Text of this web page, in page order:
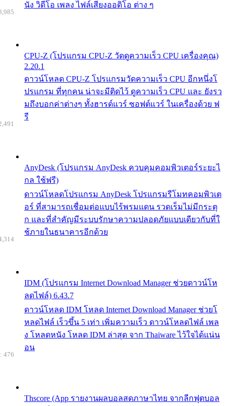
นัง วิดีโอ เพลง ไฟล์เสียงออดิโอ ต่าง ๆ
CPU-Z (โปรแกรม CPU-Z วัดดูความเร็ว CPU เครื่องคุณ)
2.20.1
ดาวน์โหลด CPU-Z โปรแกรมวัดความเร็ว CPU อีกหนึ่งโ
ปรแกรม ที่ทุกคน น่าจะมีติดไว้ ดูความเร็ว CPU และ ยังรว
มถึงบอกค่าต่างๆ ทั้งฮารด์แวร์ ซอฟต์แวร์ ในเครื่องด้วย ฟ
รี
AnyDesk (โปรแกรม AnyDesk ควบคุมคอมพิวเตอร์ระยะไ
กล ใช้ฟรี)
ดาวน์โหลดโปรแกรม AnyDesk โปรแกรมรีโมทคอมพิวเต
อร์ ที่สามารถเชื่อมต่อแบบไร้พรมแดน รวดเร็มไม่มีกระตุ
ก และที่สำคัญมีระบบรักษาความปลอดภัยแบบเดียวกับที่ใ
ช้ภายในธนาคารอีกด้วย
IDM (โปรแกรม Internet Download Manager ช่วยดาวน์โห
ลดไฟล์) 6.43.7
ดาวน์โหลด IDM โหลด Internet Download Manager ช่วยโ
หลดไฟล์ เร็วขึ้น 5 เท่า เพิ่มความเร็ว ดาวน์โหลดไฟล์ เพล
ง โหลดหนัง โหลด IDM ล่าสุด จาก Thaiware ไว้ใจได้แน่น
อน
Thscore (App รายงานผลบอลสดภาษาไทย จากลีกฟุตบอล
476